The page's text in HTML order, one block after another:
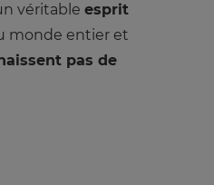
véritable esprit
monde entier et
pas de